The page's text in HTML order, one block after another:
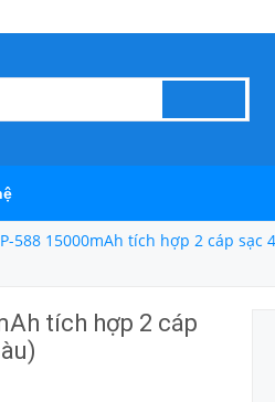
15000mAh tích hợp 2 cáp sạc
tích hợp 2 cáp